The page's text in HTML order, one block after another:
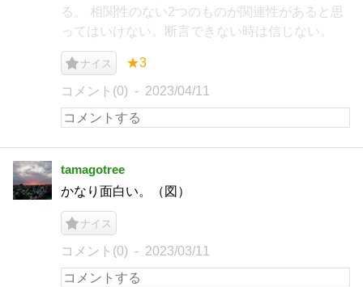
る。 相関性のない2つのものが関連性があると思
ってはいけない。断言できない時は信じない。
ナイス ★3
コメント(0) 2023/04/11
tamagotree
かなり面白い。（図）
ナイス
コメント(0) 2023/03/11